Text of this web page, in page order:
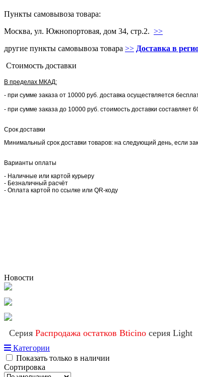
Пункты самовывоза товара:
Москва, ул. Южнопортовая, дом 34, стр.2. >>
другие пункты самовывоза товара >> Доставка в
Стоимость доставки
В пределах МКАД:
- при сумме заказа от 10000 руб. доставка осуществляется
- при сумме заказа до 10000 руб. стоимость доставки составляет
Срок доставки
Минимальный срок доставки товаров: на следующий день, если
Варианты оплаты
- Наличные или картой курьеру
- Безналичный расчёт
- Оплата картой по ссылке или QR-коду
Новости
Серия Распродажа остатков Bticino серия Light
Категории
Показать только в наличии
Сортировка